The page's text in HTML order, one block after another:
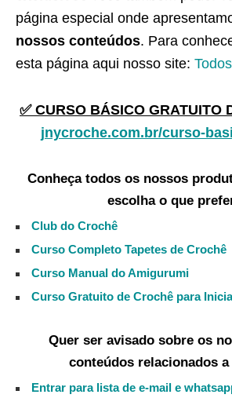
página especial onde
nossos conteúdos. Para
esta página aqui nosso site:
✅ CURSO BÁSICO GRATUITO
jnycroche.com.br/curso-
Conheça todos os nossos
escolha o que
Club do Crochê
Curso Completo Tapetes de Crochê
Curso Manual do Amigurumi
Curso Gratuito de Crochê para
Quer ser avisado sobre os
conteúdos relacionados
Entrar para lista de e-mail e